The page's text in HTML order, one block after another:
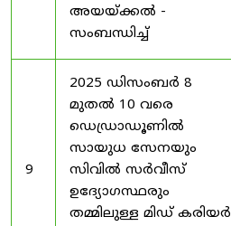
അയയ്ക്കൽ -
സംബന്ധിച്ച്
9
2025 ഡിസംബർ 8
മുതൽ 10 വരെ
ഡെഡ്രാഡൂണിൽ
സായുധ സേനയും
സിവിൽ സർവീസ്
ഉദ്യോഗസ്ഥരും
തമ്മിലുള്ള മിഡ് കരിയർ